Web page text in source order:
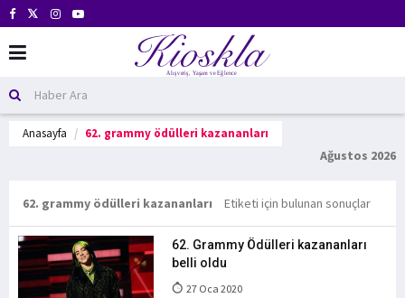
Anasayfa 62. grammy ödülleri kazananları
Ağustos 2026
62. grammy ödülleri kazananları Etiketi için bulunan sonuçlar
62. Grammy Ödülleri kazananları
belli oldu
27 Oca 2020